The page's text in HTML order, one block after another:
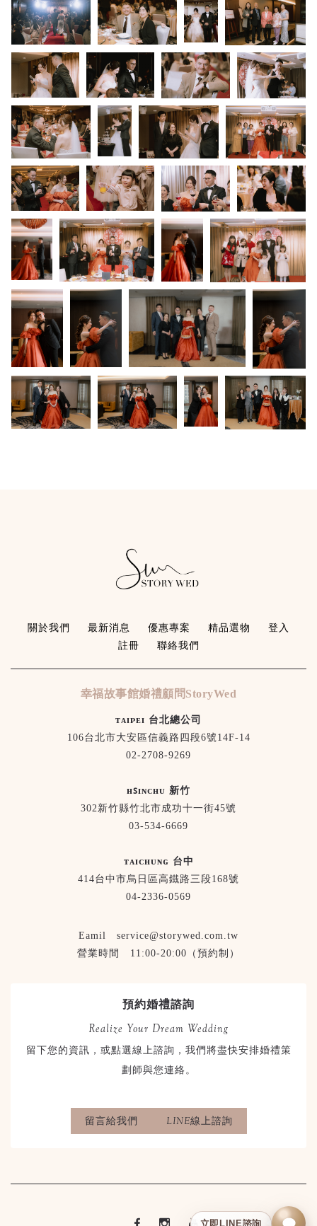
關於我們 最新消息 優惠專案 精品選物
登入
註冊
聯絡我們
幸福故事館婚禮顧問StoryWed
ᴛᴀɪᴘᴇɪ 台北總公司
106台北市大安區信義路四段6號14F-14
02-2708-9269
ʜꜱɪɴᴄʜᴜ 新竹
302新竹縣竹北市成功十一街45號
03-534-6669
ᴛᴀɪᴄʜᴜɴɢ 台中
414台中市烏日區高鐵路三段168號
04-2336-0569
Eamil service@storywed.com.tw
營業時間 11:00-20:00（預約制）
預約婚禮諮詢
Realize Your Dream Wedding
留下您的資訊，或點選線上諮詢，我們將盡快安排婚禮策
劃師與您連絡。
留言給我們 LINE線上諮詢